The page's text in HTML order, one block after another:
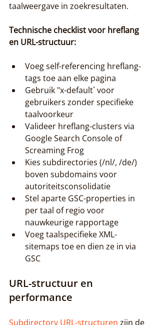
taalweergave in zoekresultaten.
Technische checklist voor hreflang
en URL-structuur:
Voeg self-referencing hreflang-
tags toe aan elke pagina
Gebruik "x-default` voor
gebruikers zonder specifieke
taalvoorkeur
Valideer hreflang-clusters via
Google Search Console of
Screaming Frog
Kies subdirectories (/nl/, /de/)
boven subdomains voor
autoriteitsconsolidatie
Stel aparte GSC-properties in
per taal of regio voor
nauwkeurige rapportage
Voeg taalspecifieke XML-
sitemaps toe en dien ze in via
GSC
URL-structuur en
performance
Subdirectory URL-structuren zijn de